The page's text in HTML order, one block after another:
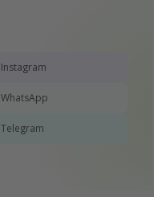
Instagram
WhatsApp
Telegram